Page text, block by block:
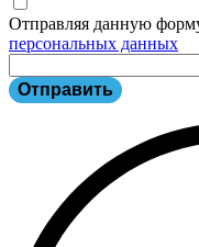
Отправляя данную
персональных данных
Отправить